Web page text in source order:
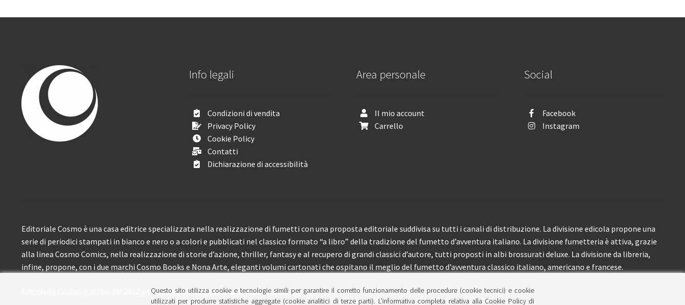
Info legali
Condizioni di vendita
Privacy Policy
Cookie Policy
Contatti
Dichiarazione di accessibilità
Area personale
Il mio account
Carrello
Social
Facebook
Instagram
Editoriale Cosmo è una casa editrice specializzata nella realizzazione di fumetti con una proposta editoriale suddivisa su tutti i canali di distribuzione. La divisione edicola propone una
serie di periodici stampati in bianco e nero o a colori e pubblicati nel classico formato “a libro” della tradizione del fumetto d’avventura italiano. La divisione fumetteria è attiva, grazie
alla linea Cosmo Comics, nella realizzazione di storie d’azione, thriller, fantasy e al recupero di grandi classici d’autore, tutti proposti in albi brossurati deluxe. La divisione da libreria,
infine, propone, con i due marchi Cosmo Books e Nona Arte, eleganti volumi cartonati che ospitano il meglio del fumetto d’avventura classico italiano, americano e francese.
Editoriale Cosmo è attiva dal 2012 e propone ai lettori circa 150 pubblicazioni l’anno.
Questo sito utilizza cookie e tecnologie simili per garantire il corretto funzionamento delle procedure (cookie tecnici) e cookie
utilizzati per produrre statistiche aggregate (cookie analitici di terze parti). L’informativa completa relativa alla Cookie Policy di